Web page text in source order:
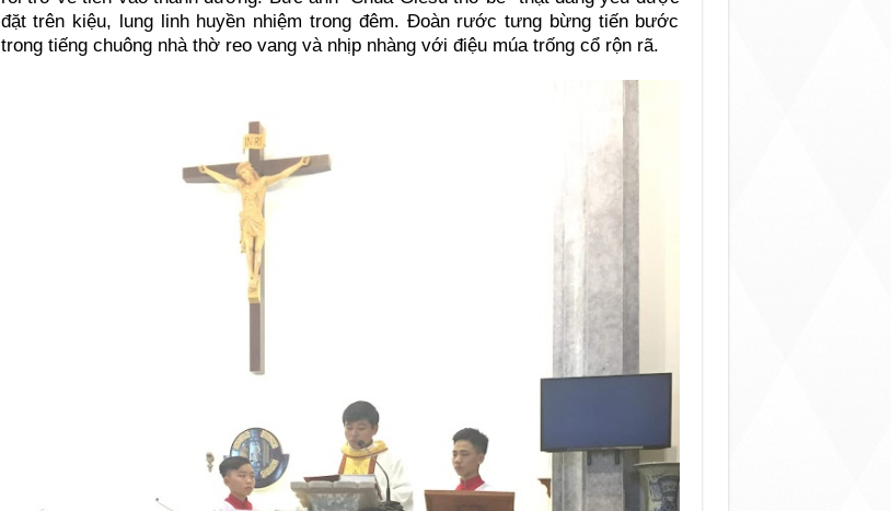
đặt trên kiệu, lung linh huyền nhiệm trong đêm. Đoàn rước tưng bừng tiến bước
trong tiếng chuông nhà thờ reo vang và nhịp nhàng với điệu múa trống cổ rộn rã.